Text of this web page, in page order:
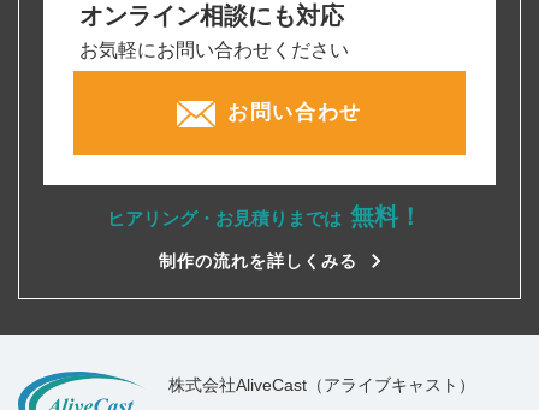
オンライン相談にも対応
お気軽にお問い合わせください
お問い合わせ
ヒアリング・お見積りまでは 無料！
制作の流れを詳しくみる
株式会社AliveCast（アライブキャスト）